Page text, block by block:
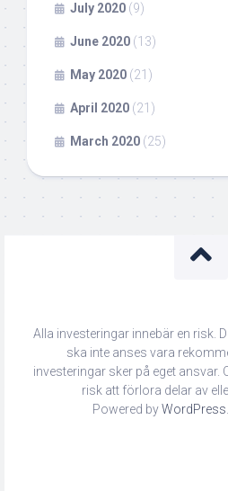
July 2020 (9)
June 2020 (13)
May 2020 (21)
April 2020 (21)
March 2020 (25)
Alla investeringar innebär en risk.
ska inte anses vara
investeringar sker på eget ansvar.
risk att förlora delar av
Powered byWordPress